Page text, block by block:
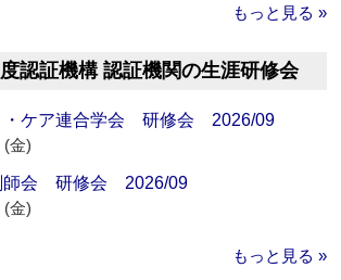
もっと見る »
認証機構 認証機関の生涯研修会
・ケア連合学会 研修会 2026/09
(金)
師会 研修会 2026/09
(金)
もっと見る »